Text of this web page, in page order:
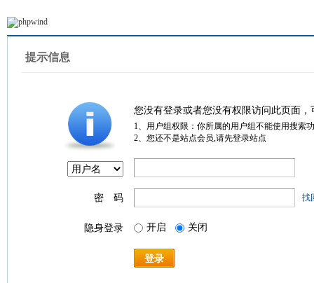
提示信息
您没有登录或者您没有权限访问此页面
1、用户组权限：你所属的用户组不能使用搜索
2、您还不是站点会员,请先登录站点
密 码 找
隐身登录 开启 关闭
登录